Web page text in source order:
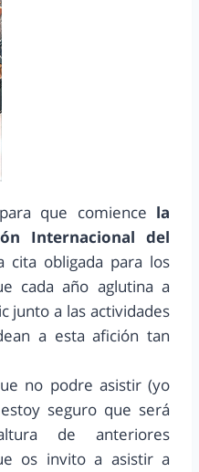
que comience la
Internacional del
cita obligada para los
cada año aglutina a
junto a las actividades
a esta afición tan
no podre asistir (yo
seguro que será
de anteriores
os invito a asistir a